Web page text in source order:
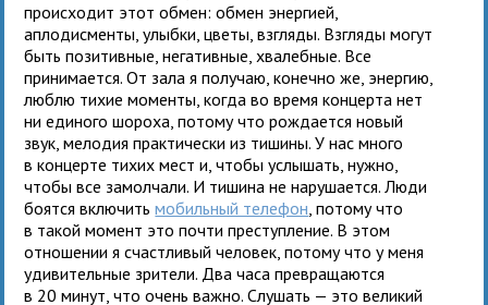
происходит этот обмен: обмен энергией,
аплодисменты, улыбки, цветы, взгляды. Взгляды могут
быть позитивные, негативные, хвалебные. Все
принимается. От зала я получаю, конечно же, энергию,
люблю тихие моменты, когда во время концерта нет
ни единого шороха, потому что рождается новый
звук, мелодия практически из тишины. У нас много
в концерте тихих мест и, чтобы услышать, нужно,
чтобы все замолчали. И тишина не нарушается. Люди
боятся включитьмобильный телефон , потому что
в такой момент это почти преступление. В этом
отношении я счастливый человек, потому что у меня
удивительные зрители. Два часа превращаются
в 20 минут, что очень важно. Слушать — это великий